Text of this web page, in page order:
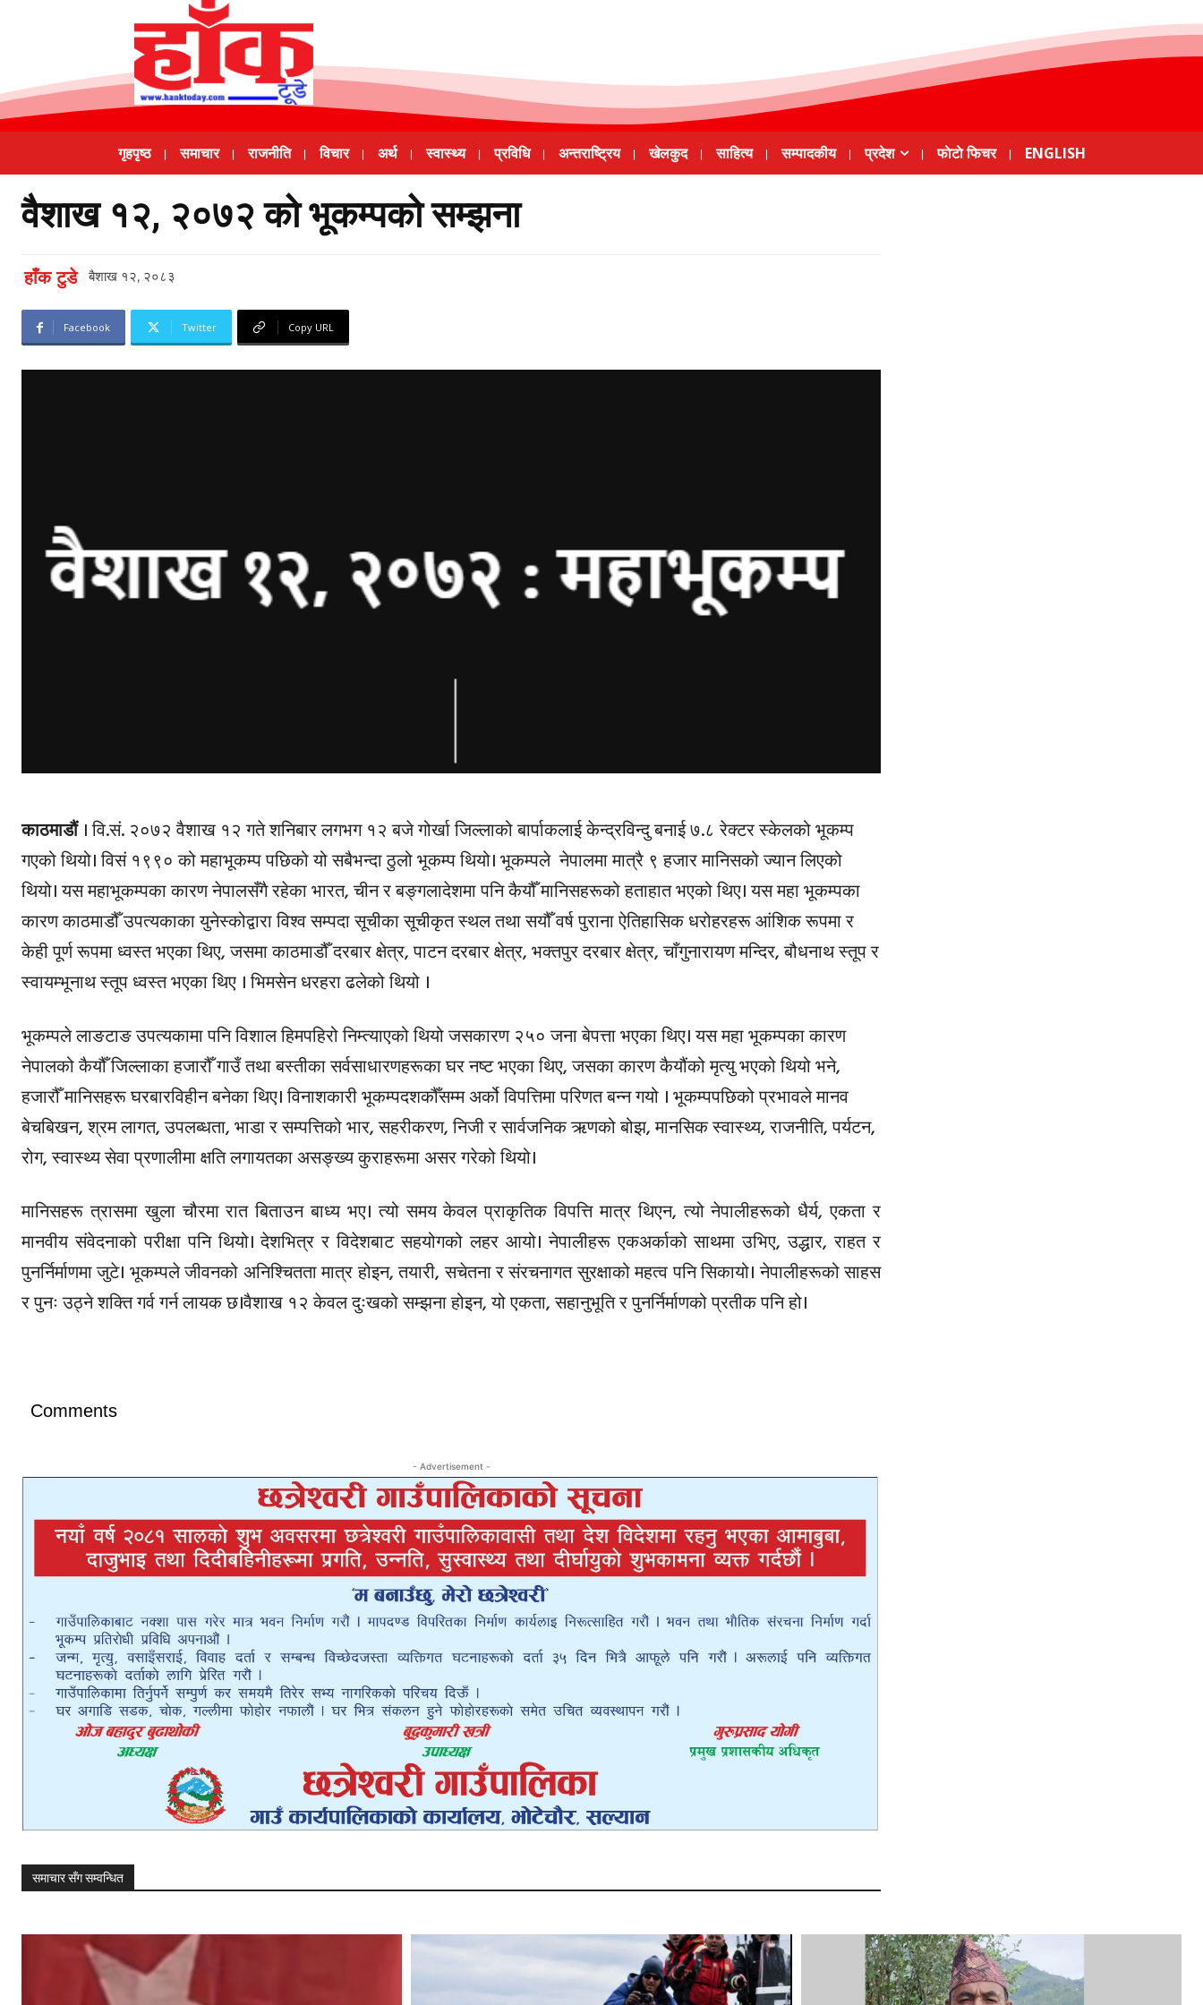
गृहपृष्ठ समाचार राजनीति विचार अर्थ स्वास्थ्य प्रविधि अन्तराष्ट्रिय खेलकुद साहित्य सम्पादकीय प्रदेश फाेटाे फिचर ENGLISH
वैशाख १२, २०७२ को भूकम्पको सम्झना
हाँक टुडे बैशाख १२, २०८३
Facebook Twitter Copy URL
काठमाडौं। वि.सं. २०७२ वैशाख १२ गते शनिबार लगभग १२ बजे गोर्खा जिल्लाको बार्पाकलाई केन्द्रविन्दु बनाई ७.८ रेक्टर स्केलको भूकम्प
गएको थियो। विसं १९९० को महाभूकम्प पछिको यो सबैभन्दा ठुलो भूकम्प थियो। भूकम्पले नेपालमा मात्रै ९ हजार मानिसको ज्यान लिएको
थियो। यस महाभूकम्पका कारण नेपालसँगै रहेका भारत, चीन र बङ्गलादेशमा पनि कैयौँ मानिसहरूको हताहात भएको थिए। यस महा भूकम्पका
कारण काठमाडौँ उपत्यकाका युनेस्कोद्वारा विश्व सम्पदा सूचीका सूचीकृत स्थल तथा सयौँ वर्ष पुराना ऐतिहासिक धरोहरहरू आंशिक रूपमा र
केही पूर्ण रूपमा ध्वस्त भएका थिए, जसमा काठमाडौँ दरबार क्षेत्र, पाटन दरबार क्षेत्र, भक्तपुर दरबार क्षेत्र, चाँगुनारायण मन्दिर, बौधनाथ स्तूप र
स्वायम्भूनाथ स्तूप ध्वस्त भएका थिए । भिमसेन धरहरा ढलेको थियो ।
भूकम्पले लाङटाङ उपत्यकामा पनि विशाल हिमपहिरो निम्त्याएको थियो जसकारण २५० जना बेपत्ता भएका थिए। यस महा भूकम्पका कारण
नेपालको कैयौँ जिल्लाका हजारौँ गाउँ तथा बस्तीका सर्वसाधारणहरूका घर नष्ट भएका थिए, जसका कारण कैयौंको मृत्यु भएको थियो भने,
हजारौँ मानिसहरू घरबारविहीन बनेका थिए। विनाशकारी भूकम्पदशकौँसम्म अर्को विपत्तिमा परिणत बन्न गयो । भूकम्पपछिको प्रभावले मानव
बेचबिखन, श्रम लागत, उपलब्धता, भाडा र सम्पत्तिको भार, सहरीकरण, निजी र सार्वजनिक ऋणको बोझ, मानसिक स्वास्थ्य, राजनीति, पर्यटन,
रोग, स्वास्थ्य सेवा प्रणालीमा क्षति लगायतका असङ्ख्य कुराहरूमा असर गरेको थियो।
मानिसहरू त्रासमा खुला चौरमा रात बिताउन बाध्य भए। त्यो समय केवल प्राकृतिक विपत्ति मात्र थिएन, त्यो नेपालीहरूको धैर्य, एकता र
मानवीय संवेदनाको परीक्षा पनि थियो। देशभित्र र विदेशबाट सहयोगको लहर आयो। नेपालीहरू एकअर्काको साथमा उभिए, उद्धार, राहत र
पुनर्निर्माणमा जुटे। भूकम्पले जीवनको अनिश्चितता मात्र होइन, तयारी, सचेतना र संरचनागत सुरक्षाको महत्व पनि सिकायो। नेपालीहरूको साहस
र पुनः उठ्ने शक्ति गर्व गर्न लायक छ।वैशाख १२ केवल दुःखको सम्झना होइन, यो एकता, सहानुभूति र पुनर्निर्माणको प्रतीक पनि हो।
Comments
- Advertisement -
समाचार सँग सम्वन्धित